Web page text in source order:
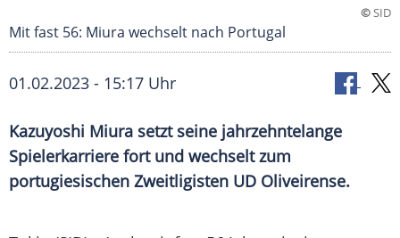
©SID
Mit fast 56: Miura wechselt nach Portugal
01.02.2023 - 15:17 Uhr
Kazuyoshi Miura setzt seine jahrzehntelange
Spielerkarriere fort und wechselt zum
portugiesischen Zweitligisten UD Oliveirense.